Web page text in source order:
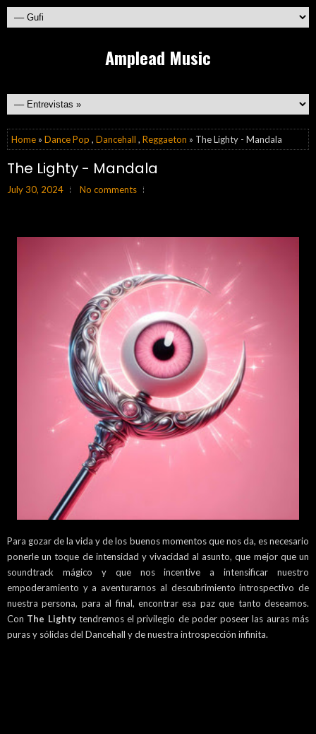
Amplead Music
Home » Dance Pop , Dancehall , Reggaeton » The Lighty - Mandala
The Lighty - Mandala
July 30, 2024 No comments
Para gozar de la vida y de los buenos momentos que nos da, es necesario
ponerle un toque de intensidad y vivacidad al asunto, que mejor que un
soundtrack mágico y que nos incentive a intensificar nuestro
empoderamiento y a aventurarnos al descubrimiento introspectivo de
nuestra persona, para al final, encontrar esa paz que tanto deseamos.
Con The Lightytendremos el privilegio de poder poseer las auras más
puras y sólidas del Dancehall y de nuestra introspección infinita.